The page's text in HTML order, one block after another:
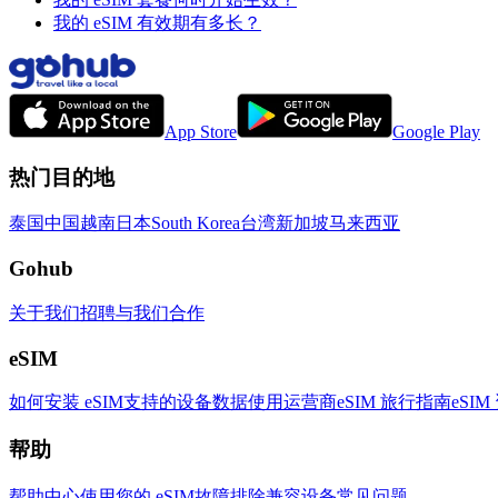
我的 eSIM 有效期有多长？
App Store Google Play
热门目的地
泰国中国越南日本South Korea台湾新加坡马来西亚
Gohub
关于我们招聘与我们合作
eSIM
如何安装 eSIM支持的设备数据使用运营商eSIM 旅行指南eSIM
帮助